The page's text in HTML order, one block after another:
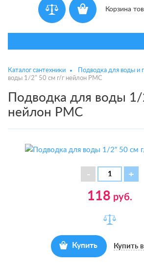
Корзина
Каталог сантехники Подводка для воды и
воды 1/2″ 50 см г/г нейлон РМС
Подводка для воды 1/
нейлон РМС
118 руб.
Купить Купить